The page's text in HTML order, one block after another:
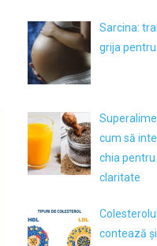
Sarcina:
grija
cum să
chia
claritate
contează